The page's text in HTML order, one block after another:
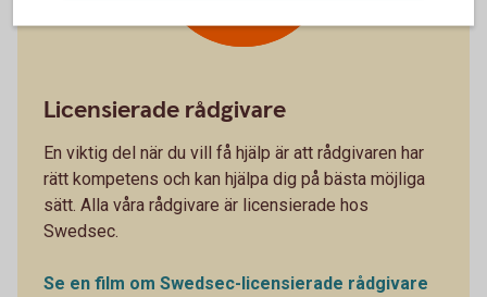
Licensierade rådgivare
En viktig del när du vill få hjälp är att rådgivaren har
rätt kompetens och kan hjälpa dig på bästa möjliga
sätt. Alla våra rådgivare är licensierade hos
Swedsec.
Se en film om Swedsec-licensierade rådgivare